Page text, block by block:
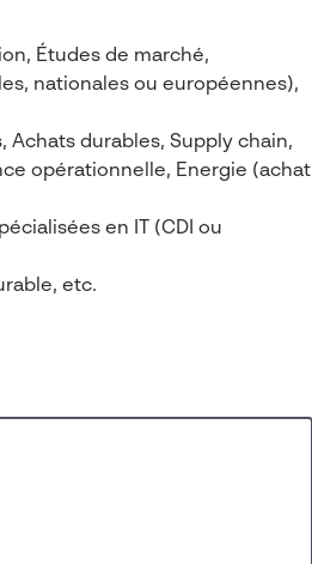
Études de marché,
nationales ou européennes),
Achats durables, Supply chain,
opérationnelle, Energie (achat
en IT (CDI ou
etc.